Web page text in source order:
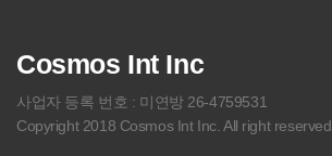
Cosmos Int Inc
사업자 등록 번호 : 미연방 26-4759531
Copyright 2018 Cosmos Int Inc. All right reserved